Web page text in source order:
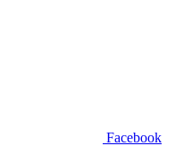
Facebook